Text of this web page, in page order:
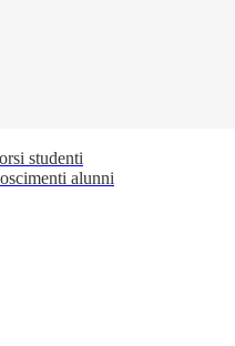
studenti
alunni